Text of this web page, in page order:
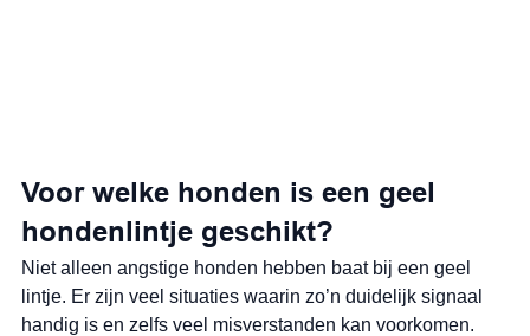
Voor welke honden is een geel
hondenlintje geschikt?
Niet alleen angstige honden hebben baat bij een geel
lintje. Er zijn veel situaties waarin zo’n duidelijk signaal
handig is en zelfs veel misverstanden kan voorkomen.